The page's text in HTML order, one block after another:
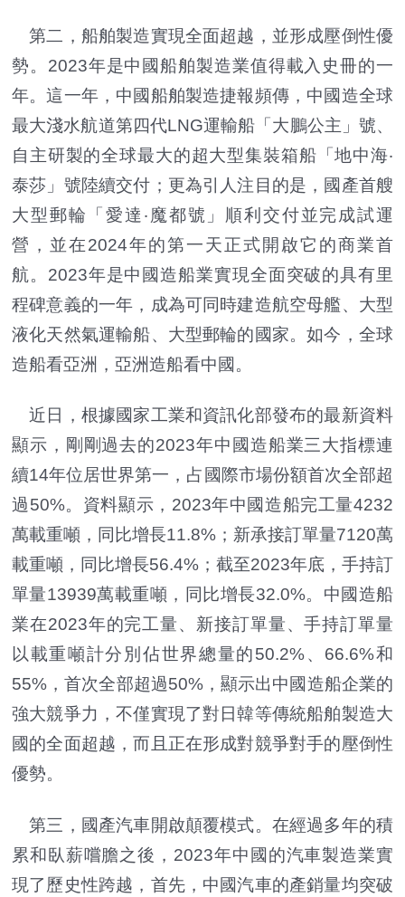
第二，船舶製造實現全面超越，並形成壓倒性優
勢。2023年是中國船舶製造業值得載入史冊的一
年。這一年，中國船舶製造捷報頻傳，中國造全球
最大淺水航道第四代LNG運輸船「大鵬公主」號、
自主研製的全球最大的超大型集裝箱船「地中海‧
泰莎」號陸續交付；更為引人注目的是，國產首艘
大型郵輪「愛達‧魔都號」順利交付並完成試運
營，並在2024年的第一天正式開啟它的商業首
航。2023年是中國造船業實現全面突破的具有里
程碑意義的一年，成為可同時建造航空母艦、大型
液化天然氣運輸船、大型郵輪的國家。如今，全球
造船看亞洲，亞洲造船看中國。
近日，根據國家工業和資訊化部發布的最新資料
顯示，剛剛過去的2023年中國造船業三大指標連
續14年位居世界第一，占國際市場份額首次全部超
過50%。資料顯示，2023年中國造船完工量4232
萬載重噸，同比增長11.8%；新承接訂單量7120萬
載重噸，同比增長56.4%；截至2023年底，手持訂
單量13939萬載重噸，同比增長32.0%。中國造船
業在2023年的完工量、新接訂單量、手持訂單量
以載重噸計分別佔世界總量的50.2%、66.6%和
55%，首次全部超過50%，顯示出中國造船企業的
強大競爭力，不僅實現了對日韓等傳統船舶製造大
國的全面超越，而且正在形成對競爭對手的壓倒性
優勢。
第三，國產汽車開啟顛覆模式。在經過多年的積
累和臥薪嚐膽之後，2023年中國的汽車製造業實
現了歷史性跨越，首先，中國汽車的產銷量均突破